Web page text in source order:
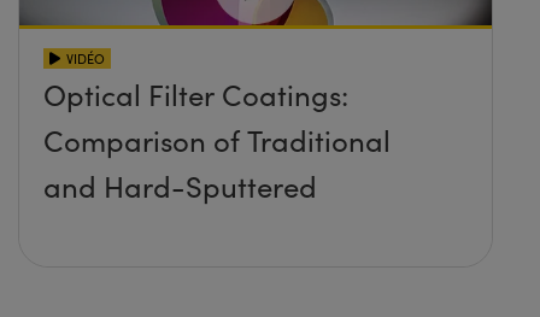
VIDÉO
Optical Filter Coatings:
Comparison of Traditional
and Hard-Sputtered